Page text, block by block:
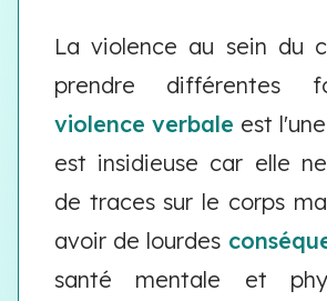
La violence au sein du
prendre différentes
violence verbale est
est insidieuse car elle
de traces sur le corps
avoir de lourdes
santé mentale et